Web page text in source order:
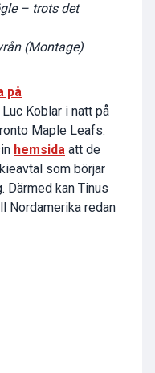
– trots det
(Montage)
på
Koblar i natt på
Maple Leafs.
hemsida att de
som börjar
Därmed kan Tinus
Nordamerika redan